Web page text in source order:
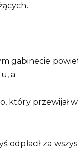
gabinecie
a
który przewijał
odpłacił za